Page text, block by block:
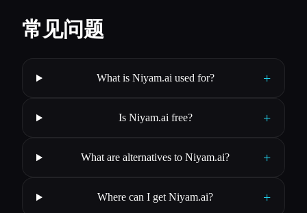
常见问题
What is Niyam.ai used for? +
Is Niyam.ai free? +
What are alternatives to Niyam.ai? +
Where can I get Niyam.ai? +